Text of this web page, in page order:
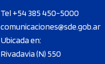
Tel +54 385 450-5000
comunicaciones@sde.gob.ar
Ubicada en:
Rivadavia (N) 550